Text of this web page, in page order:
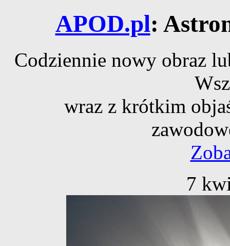
APOD.pl:
Codziennie nowy obraz
wraz z krótkim
7